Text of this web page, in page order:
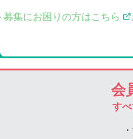
募集にお困りの方はこちら
会
す